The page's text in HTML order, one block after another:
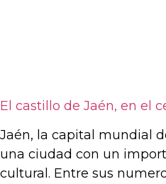
El castillo de Jaén, en el
Jaén, la capital mundial
una ciudad con un
cultural. Entre sus